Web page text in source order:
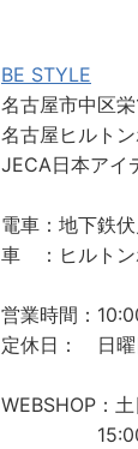
BE STYLE
名古屋市中区
名古屋ヒルト
JECA日本アイ
電車：地下鉄
車 ：ヒルトン
営業時間：
定休日： 日曜
WEBSHOP：
15:00ま